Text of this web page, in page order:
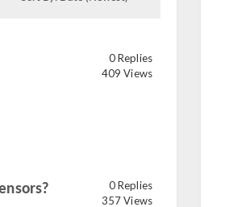
0 Replies
409 Views
0 Replies
357 Views